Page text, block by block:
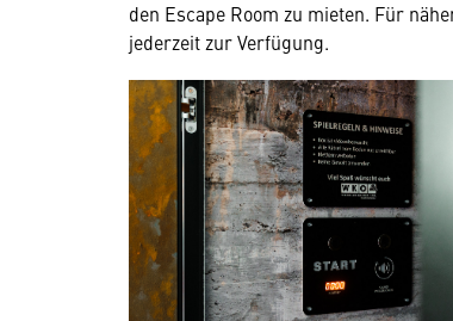
den Escape Room zu mieten. Für
jederzeit zur Verfügung.